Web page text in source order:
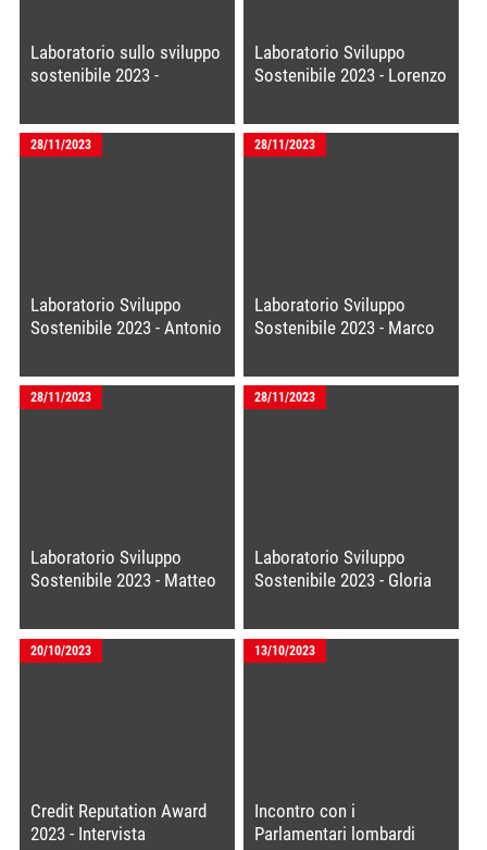
Laboratorio sullo sviluppo
sostenibile 2023 -
Laboratorio Sviluppo
Sostenibile 2023 - Lorenzo
28/11/2023
Laboratorio Sviluppo
Sostenibile 2023 - Antonio
28/11/2023
Laboratorio Sviluppo
Sostenibile 2023 - Marco
28/11/2023
Laboratorio Sviluppo
Sostenibile 2023 - Matteo
Holding
28/11/2023
Laboratorio Sviluppo
Sostenibile 2023 - Gloria
20/10/2023
Credit Reputation Award
2023 - Intervista
13/10/2023
Incontro con i
Parlamentari lombardi